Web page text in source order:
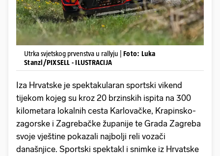
Utrka svjetskog prvenstva u rallyju | Foto: Luka
Stanzl/PIXSELL - ILUSTRACIJA
Iza Hrvatske je spektakularan sportski vikend
tijekom kojeg su kroz 20 brzinskih ispita na 300
kilometara lokalnih cesta Karlovačke, Krapinsko-
zagorske i Zagrebačke županije te Grada Zagreba
svoje vještine pokazali najbolji reli vozači
današnjice. Sportski spektakl i snimke iz Hrvatske